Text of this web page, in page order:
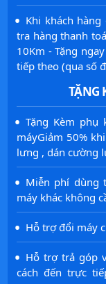
· Khi khách
tra hàng thanh
10Km - Tặng
tiếp theo (qua số
TẶNG
· Tặng Kèm
máyGiảm 50%
lưng , dán cường
· Miễn phí dùng
máy khác không
· Hỗ trợ đổi máy
· Hỗ trợ trả góp
cách đến trực